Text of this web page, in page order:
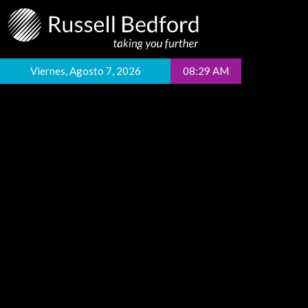
Viernes, Agosto 7, 2026 08:29 AM